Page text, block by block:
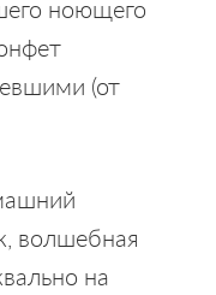
ноющего
(от
волшебная
на